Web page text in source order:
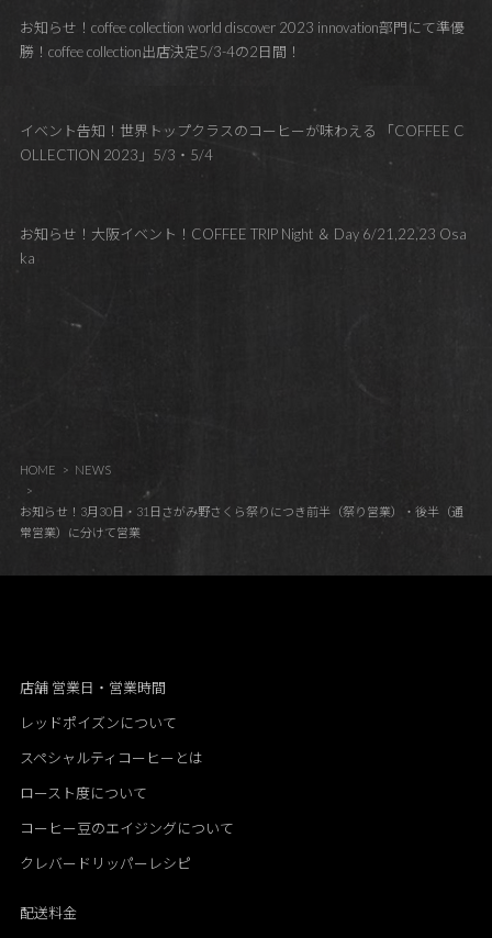
お知らせ！coffee collection world discover 2023 innovation部門にて準優
勝！coffee collection出店決定5/3-4の2日間！
イベント告知！世界トップクラスのコーヒーが味わえる 「COFFEE C
OLLECTION 2023」5/3・5/4
お知らせ！大阪イベント！COFFEE TRIP Night ＆ Day 6/21,22,23 Osa
ka
HOME NEWS
お知らせ！3月30日・31日さがみ野さくら祭りにつき前半（祭り営業）・後半（通
常営業）に分けて営業
店舗 営業日・営業時間
レッドポイズンについて
スペシャルティコーヒーとは
ロースト度について
コーヒー豆のエイジングについて
クレバードリッパーレシピ
配送料金